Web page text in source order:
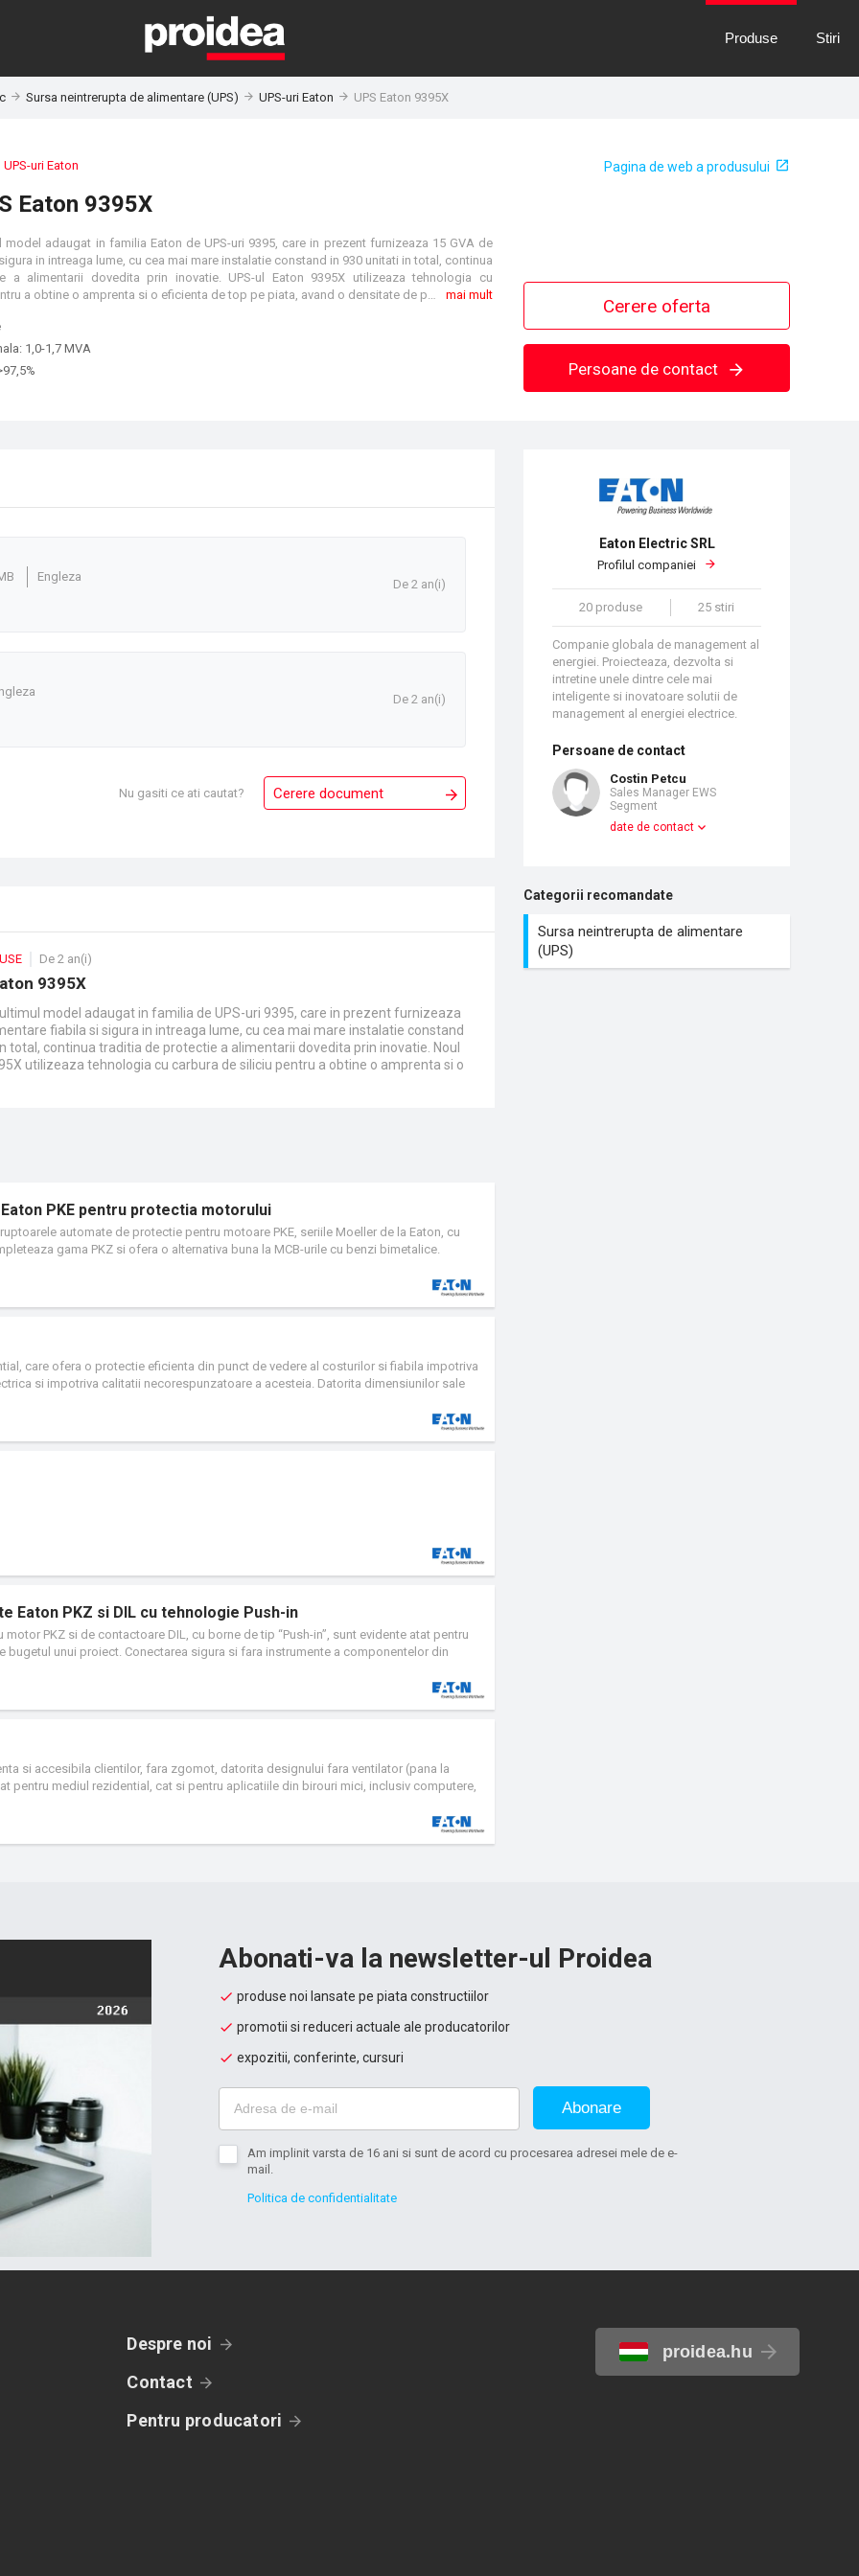
Produse Stiri
Sursa neintrerupta de alimentare (UPS) UPS-uri Eaton UPS Eaton 9395X
UPS-uri Eaton Pagina de web a produsului
Eaton 9395X
model adaugat in familia Eaton de UPS-uri 9395, care in prezent furnizeaza 15 GVA de
in intreaga lume, cu cea mai mare instalatie constand in 930 unitati in total, continua
a alimentarii dovedita prin inovatie. UPS-ul Eaton 9395X utilizeaza tehnologia cu
carbura de siliciu pentru a obtine o amprenta si o eficienta de top pe piata, avand o densitate de putere exceptionala si lasand mai mult spatiu pentru echipamentele generatoare de venit. Dincolo de produs, Eaton 9395X deblocheaza, de asemenea, beneficiile unui proces nou de productie de clasa mondiala si ale unui design usor de pus in functiune, reducand timpul de la plasarea comenzii pana la inceperea protejarii sarcinii critice.
mai mult
1,0-1,7 MVA
Cerere oferta
Persoane de contact
Eaton Electric SRL
Profilul companiei
20 produse 25 stiri
Companie globala de management al
energiei. Proiecteaza, dezvolta si
intretine unele dintre cele mai
inteligente si inovatoare solutii de
management al energiei electrice.
Persoane de contact
Costin Petcu
Sales Manager EWS
Segment
date de contact
Categorii recomandate
Sursa neintrerupta de alimentare
(UPS)
Engleza
De 2 an(i)
De 2 an(i)
Nu gasiti ce ati cautat? Cerere document
De 2 an(i)
9395X
model adaugat in familia de UPS-uri 9395, care in prezent furnizeaza
fiabila si sigura in intreaga lume, cu cea mai mare instalatie constand
total, continua traditia de protectie a alimentarii dovedita prin inovatie. Noul
utilizeaza tehnologia cu carbura de siliciu pentru a obtine o amprenta si o
PKE pentru protectia motorului
automate de protectie pentru motoare PKE, seriile Moeller de la Eaton, cu
gama PKZ si ofera o alternativa buna la MCB-urile cu benzi bimetalice.
de declansare PKE-XTUCP, se poate transforma rapid un intreruptor automat de
automat PKE pentru protectia sistemului si a cablurilor. Clemele push-in permit
Intreruptoarele automate de protectie a motorului au o gama larga de protectii
tip plug-in ofera o alternativa viabila la solutiile bimetalice din gama
care ofera o protectie eficienta din punct de vedere al costurilor si fiabila impotriva
si impotriva calitatii necorespunzatoare a acesteia. Datorita dimensiunilor sale
tensiunii pentru o gama larga de dispozitive. Functionalitatea plug-and-play a
pentru echipament imediat dupa despachetare. Integrare automata cu Windows,
Eaton PKZ si DIL cu tehnologie Push-in
PKZ si de contactoare DIL, cu borne de tip “Push-in”, sunt evidente atat pentru
bugetul unui proiect. Conectarea sigura si fara instrumente a componentelor din
si accesibila clientilor, fara zgomot, datorita designului fara ventilator (pana la
pentru mediul rezidential, cat si pentru aplicatiile din birouri mici, inclusiv computere,
Abonati-va la newsletter-ul Proidea
produse noi lansate pe piata constructiilor
promotii si reduceri actuale ale producatorilor
expozitii, conferinte, cursuri
Abonare
Am implinit varsta de 16 ani si sunt de acord cu procesarea adresei mele de e-
mail.
Politica de confidentialitate
Despre noi
Contact
Pentru producatori
proidea.hu